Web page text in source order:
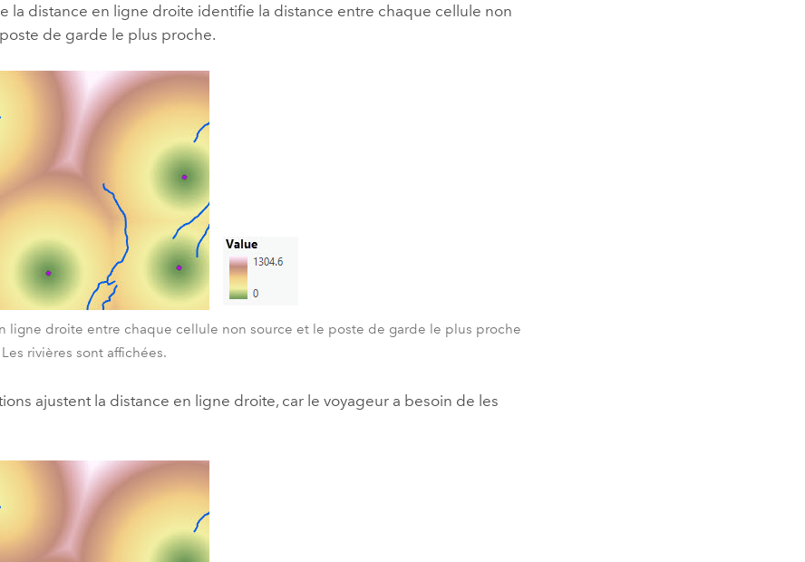
la distance en ligne droite identifie la distance entre chaque cellule non
de garde le plus proche.
ligne droite entre chaque cellule non source et le poste de garde le plus proche
rivières sont affichées.
ajustent la distance en ligne droite, car le voyageur a besoin de les